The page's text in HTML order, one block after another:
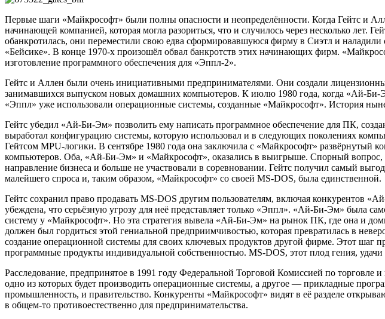
Первые шаги «Майкрософт» были полны опасности и неопределённости. Когда Гейтс и
начинающей компанией, которая могла разориться, что и случилось через несколько
обанкротилась, они переместили свою едва сформировавшуюся фирму в Сиэтл и
«Бейсике». В конце 1970-х произошёл обвал банкротств этих начинающих фирм.
изготовление программного обеспечения для «Эппл-2».
Гейтс и Аллен были очень инициативными предпринимателями. Они создали
занимавшихся выпуском новых домашних компьютеров. К июлю 1980 года, когда «Ай-
«Эппл» уже использовали операционные системы, созданные «Майкрософт». История
Гейтс убедил «Ай-Би-Эм» позволить ему написать программное обеспечение для ПК,
выработал конфигурацию системы, которую использовал и в следующих поколениях
Гейтсом MPU-логики. В сентябре 1980 года она заключила с «Майкрософт» развёрнутый
компьютеров. Оба, «Ай-Би-Эм» и «Майкрософт», оказались в выигрыше. Спорный
направление бизнеса и больше не участвовали в соревновании. Гейтс получил самый
малейшего спроса и, таким образом, «Майкрософт» со своей MS-DOS, была единственной.
Гейтс сохранил право продавать MS-DOS другим пользователям, включая конкурентов
убеждена, что серьёзную угрозу для неё представляет только «Эппл». «Ай-Би-Эм» была
систему у «Майкрософт». Но эта стратегия вывела «Ай-Би-Эм» на рынок ПК, где она и
должен был гордиться этой гениальной предприимчивостью, которая превратилась в
создание операционной системы для своих ключевых продуктов другой фирме. Этот шаг
программные продукты индивидуальной собственностью. MS-DOS, этот плод гения,
Расследование, предпринятое в 1991 году Федеральной Торговой Комиссией по
одно из которых будет производить операционные системы, а другое — прикладные
промышленность, и правительство. Конкуренты «Майкрософт» видят в её разделе
в общем-то противоестественно для предпринимательства.